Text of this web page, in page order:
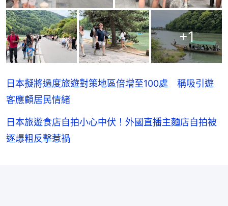
+1
日本擬將過度旅遊對策地區倍增至100處 稱吸引遊
客應顧居民情緒
日本旅遊食店自拍小心中伏！外國直播主麵店自拍被
逐爆粗反擊惹禍